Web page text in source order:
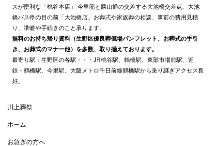
スが便利な「桃谷本店」 今里筋と勝山通の交差する大池橋交差点、大池
橋バス停の目の前「大池橋店」お葬式や家族葬の相談、事前の費用見積
り、準備や手続きのこと承ります。
無料のお持ち帰り資料（生野区優良葬儀場パンフレット、お葬式の手引
き、お葬式のマナー他）を多数、取り揃えております。
最寄り駅：生野区の各駅・・・JR桃谷駅、鶴橋駅、東部市場前駅、近
鉄・鶴橋駅、今里駅、大阪メトロ千日前線鶴橋駅から乗り継ぎアクセス良
好。
川上葬祭
ホーム
お急ぎの方へ